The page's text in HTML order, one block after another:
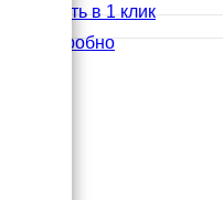
Купить в 1 клик
Подробно